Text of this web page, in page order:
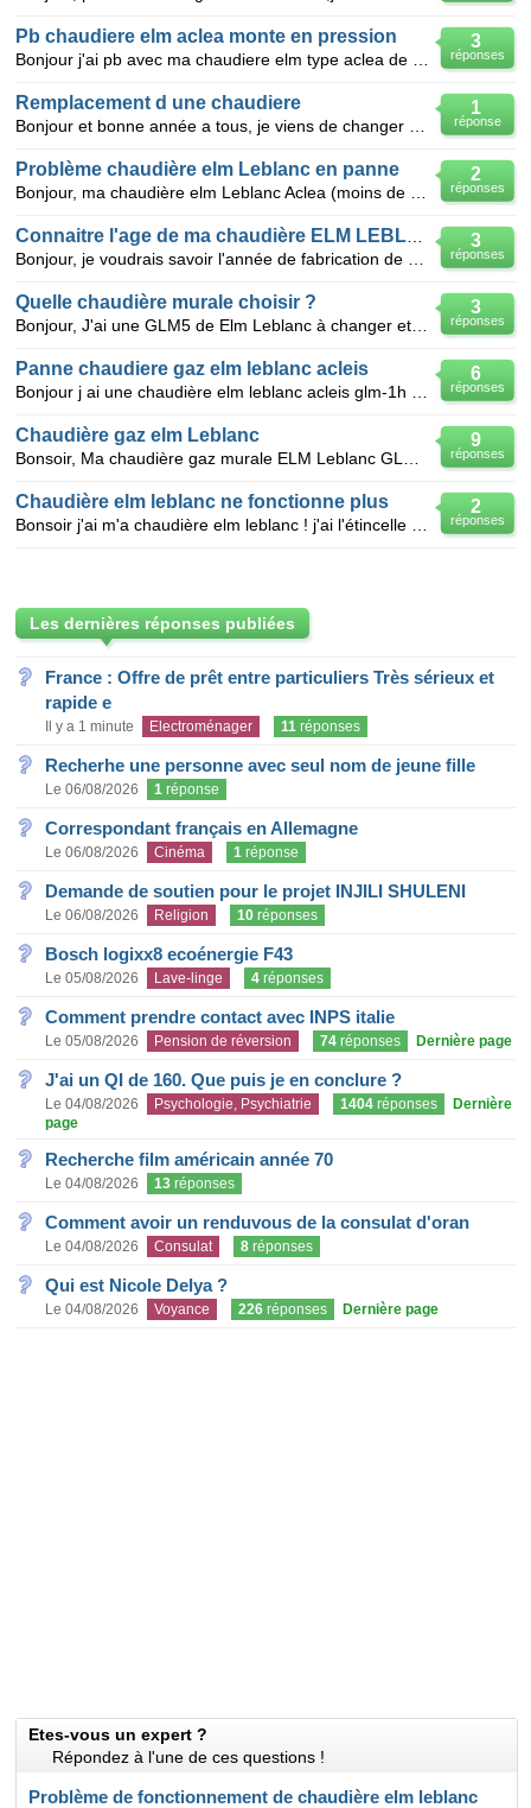
3
réponses
Pb chaudiere elm aclea monte en pression
1
réponse
Remplacement d une chaudiere
2
réponses
Problème chaudière elm Leblanc en panne
3
réponses
3
réponses
Quelle chaudière murale choisir ?
6
réponses
Panne chaudiere gaz elm leblanc acleis
9
réponses
Chaudière gaz elm Leblanc
2
réponses
Chaudière elm leblanc ne fonctionne plus
Les dernières réponses publiées
France : Offre de prêt entre particuliers Très sérieux et
rapide e
Il y a 1 minute Electroménager 11 réponses
Recherhe une personne avec seul nom de jeune fille
Le 06/08/2026 1 réponse
Correspondant français en Allemagne
Le 06/08/2026 Cinéma 1 réponse
Demande de soutien pour le projet INJILI SHULENI
Le 06/08/2026 Religion 10 réponses
Bosch logixx8 ecoénergie F43
Le 05/08/2026 Lave-linge 4 réponses
Comment prendre contact avec INPS italie
Le 05/08/2026 Pension de réversion 74 réponses Dernière page
J'ai un QI de 160. Que puis je en conclure ?
Le 04/08/2026 Psychologie, Psychiatrie 1404 réponses
Dernière
page
Recherche film américain année 70
Le 04/08/2026 13 réponses
Comment avoir un renduvous de la consulat d'oran
Le 04/08/2026 Consulat 8 réponses
Qui est Nicole Delya ?
Le 04/08/2026 Voyance 226 réponses Dernière page
Etes-vous un expert ?
Répondez à l'une de ces questions !
Problème de fonctionnement de chaudière elm leblanc